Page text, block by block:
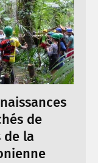
de
la